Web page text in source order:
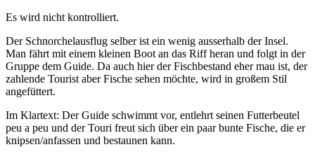
Es wird nicht kontrolliert.
Der Schnorchelausflug selber ist ein wenig ausserhalb der Insel.
Man fährt mit einem kleinen Boot an das Riff heran und folgt in der
Gruppe dem Guide. Da auch hier der Fischbestand eher mau ist, der
zahlende Tourist aber Fische sehen möchte, wird in großem Stil
angefüttert.
Im Klartext: Der Guide schwimmt vor, entlehrt seinen Futterbeutel
peu a peu und der Touri freut sich über ein paar bunte Fische, die er
knipsen/anfassen und bestaunen kann.